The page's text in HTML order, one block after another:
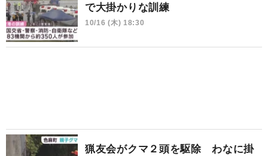
で大掛かりな訓練
10/16 (木) 18:30
猟友会がクマ２頭を駆除 わなに掛